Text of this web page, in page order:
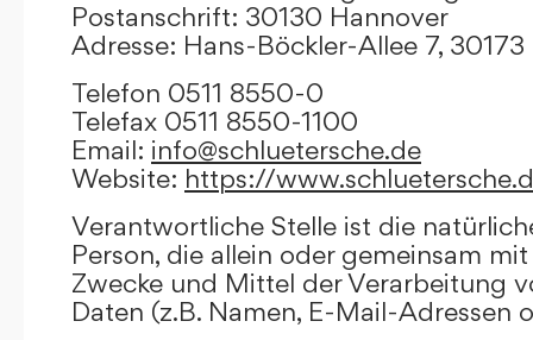
Postanschrift: 30130 Hannover
Adresse: Hans-Böckler-Allee 7,
Telefon 0511 8550-0
Telefax 0511 8550-1100
Email: info@schluetersche.de
Website: https://
Verantwortliche Stelle ist die
Person, die allein oder gemeinsam
Zwecke und Mittel der Verarbeitung
Daten (z.B. Namen, E-Mail-Adressen